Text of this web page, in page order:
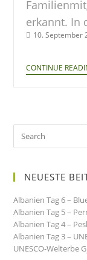
erkannt. In
10. September
CONTINUE
NEUESTE
Albanien Tag 6 –
Albanien Tag 5 –
Albanien Tag 4 –
Albanien Tag 3 –
UNESCO-Welterbe